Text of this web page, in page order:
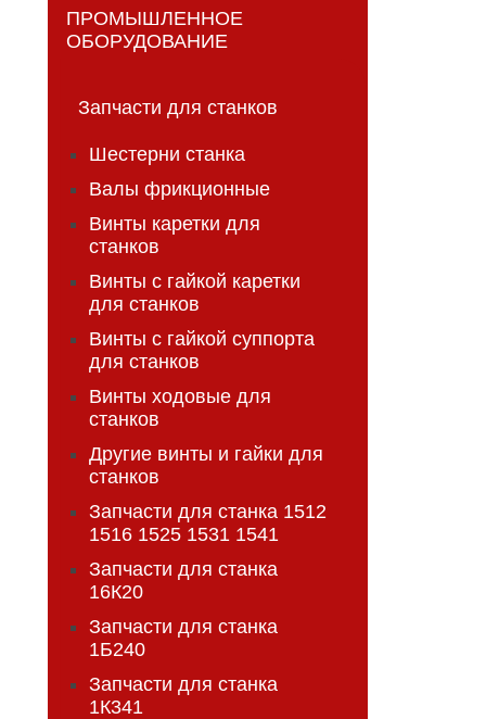
ПРОМЫШЛЕННОЕ
ОБОРУДОВАНИЕ
Запчасти для станков
Шестерни станка
Валы фрикционные
Винты каретки для
станков
Винты с гайкой каретки
для станков
Винты с гайкой суппорта
для станков
Винты ходовые для
станков
Другие винты и гайки для
станков
Запчасти для станка 1512
1516 1525 1531 1541
Запчасти для станка
16К20
Запчасти для станка
1Б240
Запчасти для станка
1К341